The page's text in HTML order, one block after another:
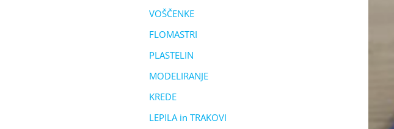
VOŠČENKE
FLOMASTRI
PLASTELIN
MODELIRANJE
KREDE
LEPILA in TRAKOVI